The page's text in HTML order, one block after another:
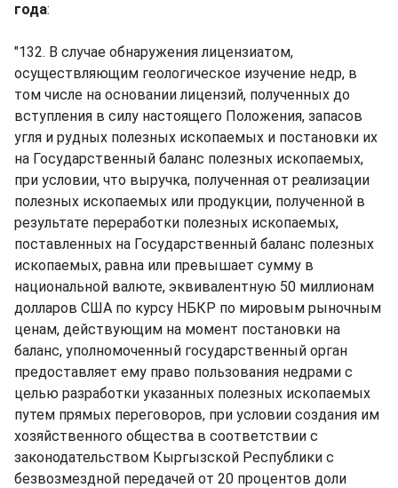
года:
"132. В случае обнаружения лицензиатом,
осуществляющим геологическое изучение недр, в
том числе на основании лицензий, полученных до
вступления в силу настоящего Положения, запасов
угля и рудных полезных ископаемых и постановки их
на Государственный баланс полезных ископаемых,
при условии, что выручка, полученная от реализации
полезных ископаемых или продукции, полученной в
результате переработки полезных ископаемых,
поставленных на Государственный баланс полезных
ископаемых, равна или превышает сумму в
национальной валюте, эквивалентную 50 миллионам
долларов США по курсу НБКР по мировым рыночным
ценам, действующим на момент постановки на
баланс, уполномоченный государственный орган
предоставляет ему право пользования недрами с
целью разработки указанных полезных ископаемых
путем прямых переговоров, при условии создания им
хозяйственного общества в соответствии с
законодательством Кыргызской Республики с
безвозмездной передачей от 20 процентов доли